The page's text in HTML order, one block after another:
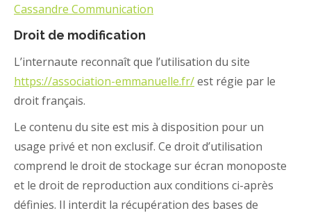
Cassandre Communication
Droit de modification
L’internaute reconnaît que l’utilisation du site
https://association-emmanuelle.fr/est régie par le
droit français.
Le contenu du site est mis à disposition pour un
usage privé et non exclusif. Ce droit d’utilisation
comprend le droit de stockage sur écran monoposte
et le droit de reproduction aux conditions ci-après
définies. Il interdit la récupération des bases de